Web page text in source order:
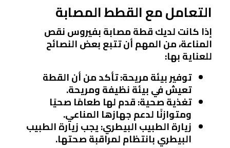
التعامل مع القطط المصابة
إذا كانت لديك قطة مصابة بفيروس نقص
المناعة، من المهم أن تتبع بعض النصائح
للعناية بها:
توفير بيئة مريحة: تأكد من أن القطة
تعيش في بيئة نظيفة ومريحة.
تغذية صحية: قدم لها طعامًا صحيًا
ومتوازنًا لدعم جهازها المناعي.
زيارة الطبيب البيطري: يجب زيارة الطبيب
البيطري بانتظام لمراقبة صحتها.